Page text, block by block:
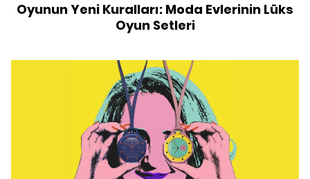
Oyunun Yeni Kuralları: Moda Evlerinin Lüks
Oyun Setleri